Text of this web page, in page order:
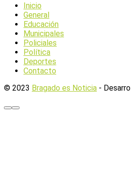
Inicio
General
Educación
Municipales
Policiales
Política
Deportes
Contacto
© 2023 Bragado es Noticia -